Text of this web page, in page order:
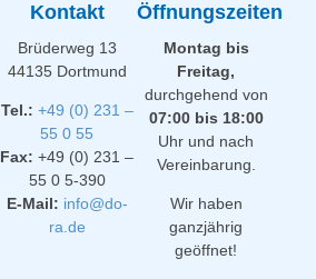
Kontakt
Brüderweg 13
44135 Dortmund
Tel.: +49 (0) 231 –
55 0 55
Fax: +49 (0) 231 –
55 0 5-390
E-Mail: info@do-
ra.de
Öffnungszeiten
Montag bis
Freitag,
durchgehend von
07:00 bis 18:00
Uhr und nach
Vereinbarung.
Wir haben
ganzjährig
geöffnet!